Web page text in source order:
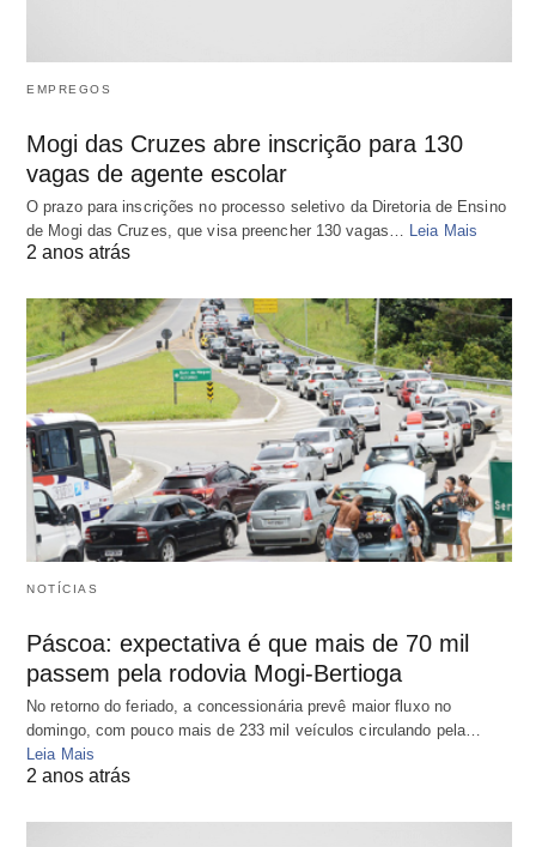
EMPREGOS
Mogi das Cruzes abre inscrição para 130
vagas de agente escolar
O prazo para inscrições no processo seletivo da Diretoria de Ensino
de Mogi das Cruzes, que visa preencher 130 vagas… Leia Mais
2 anos atrás
NOTÍCIAS
Páscoa: expectativa é que mais de 70 mil
passem pela rodovia Mogi-Bertioga
No retorno do feriado, a concessionária prevê maior fluxo no
domingo, com pouco mais de 233 mil veículos circulando pela…
Leia Mais
2 anos atrás